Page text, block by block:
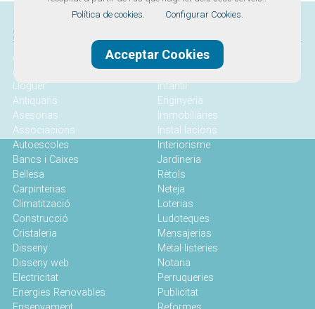
SERVEIS
Advocats
Allotjament
Lloguer
Antiquaris
Asesorias
Associacions
Autoescoles
Bancs i Caixes
Bellesa
Carpinterias
Climatització
Construcció
Cristaleria
Disseny
Disseny web
Electricitat
Energies Renovables
Idiomes
Industrial
Infantil
Enginyeria
Immobiliàries
Instal·lacions
Interiorisme
Jardineria
Rètols
Neteja
Loterias
Ludoteques
Mensajerias
Metal·listeries
Notaria
Perruqueries
Publicitat
Política de cookies.
Configurar Cookies.
Acceptar Cookies